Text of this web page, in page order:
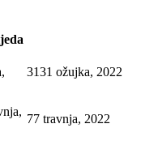
3131 ožujka, 2022
77 travnja, 2022